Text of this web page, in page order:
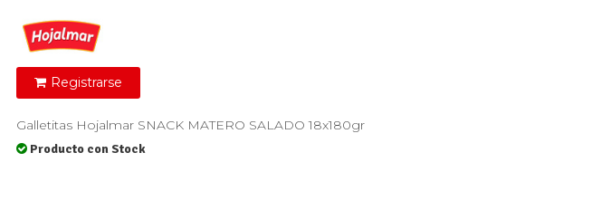
Registrarse
Galletitas Hojalmar SNACK MATERO SALADO 18x180gr
Producto con Stock